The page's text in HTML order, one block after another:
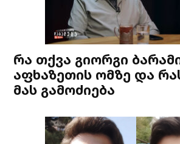
რა თქვა გიორგი
აფხაზეთის ომზე და
მას გამოძიება